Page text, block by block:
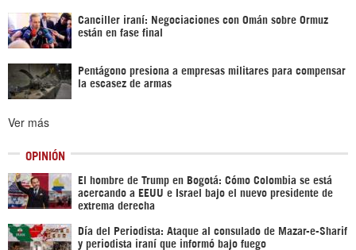
Canciller iraní: Negociaciones con Omán sobre Ormuz
están en fase final
Pentágono presiona a empresas militares para compensar
la escasez de armas
Ver más
OPINIÓN
El hombre de Trump en Bogotá: Cómo Colombia se está
acercando a EEUU e Israel bajo el nuevo presidente de
extrema derecha
Día del Periodista: Ataque al consulado de Mazar-e-Sharif
y periodista iraní que informó bajo fuego